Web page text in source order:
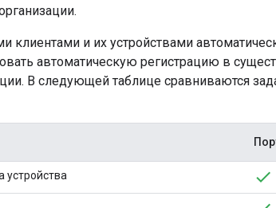
клиентами и их устройствами
автоматическую регистрацию в
В следующей таблице сравниваются
устройства